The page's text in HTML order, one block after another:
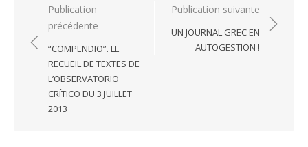
Navigation
l’article
Publication
précédente
“COMPENDIO”. LE
RECUEIL DE TEXTES DE
L’OBSERVATORIO
CRÍTICO DU 3 JUILLET
2013
Publication suivante
UN JOURNAL GREC EN
AUTOGESTION !